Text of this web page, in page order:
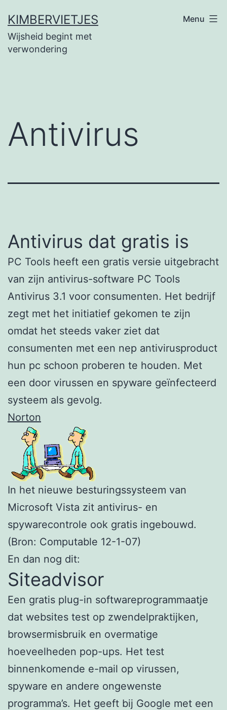
naar
de
KIMBERVIETJES
Wijsheid begint met
verwondering
Menu
Antivirus
Antivirus dat gratis is
PC Tools heeft een gratis versie uitgebracht
van zijn antivirus-software PC Tools
Antivirus 3.1 voor consumenten. Het bedrijf
zegt met het initiatief gekomen te zijn
omdat het steeds vaker ziet dat
consumenten met een nep antivirusproduct
hun pc schoon proberen te houden. Met
een door virussen en spyware geïnfecteerd
systeem als gevolg.
Norton
In het nieuwe besturingssysteem van
Microsoft Vista zit antivirus- en
spywarecontrole ook gratis ingebouwd.
(Bron: Computable 12-1-07)
En dan nog dit:
Siteadvisor
Een gratis plug-in softwareprogrammaatje
dat websites test op zwendelpraktijken,
browsermisbruik en overmatige
hoeveelheden pop-ups. Het test
binnenkomende e-mail op virussen,
spyware en andere ongewenste
programma’s. Het geeft bij Google met een